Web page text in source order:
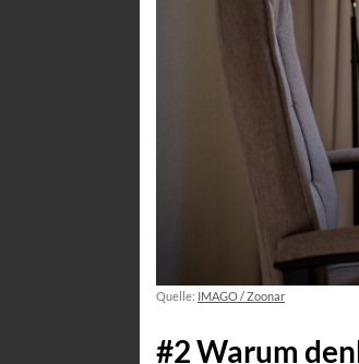
Quelle: IMAGO / Zoonar
#2 Warum